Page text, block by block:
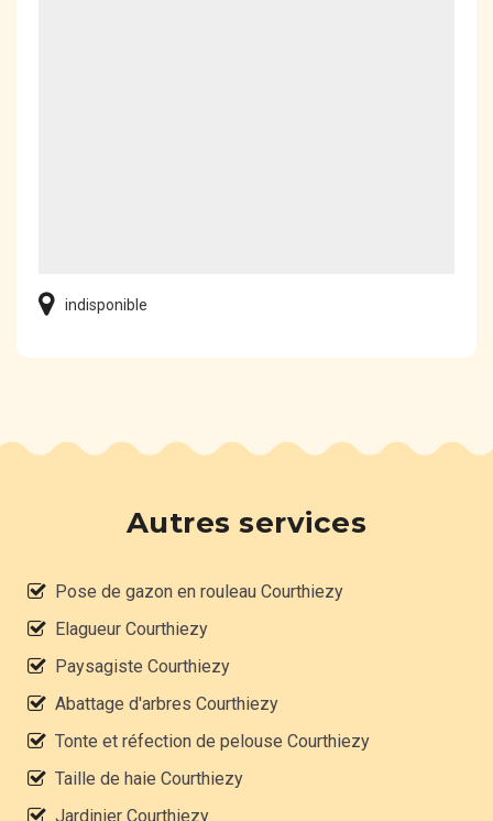
indisponible
Autres services
Pose de gazon en rouleau Courthiezy
Elagueur Courthiezy
Paysagiste Courthiezy
Abattage d'arbres Courthiezy
Tonte et réfection de pelouse Courthiezy
Taille de haie Courthiezy
Jardinier Courthiezy